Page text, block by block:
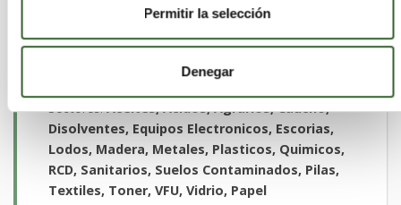
Permitir la selección
Denegar
Clasificación, maquinas de limpieza
separadores, Desgasificación y anulación de
depósitos, Contenedores de gran volumen,
Sectores:Aceites, Acidos, Agrarios, Caucho,
Disolventes, Equipos Electronicos, Escorias,
Lodos, Madera, Metales, Plasticos, Quimicos,
RCD, Sanitarios, Suelos Contaminados, Pilas,
Textiles, Toner, VFU, Vidrio, Papel